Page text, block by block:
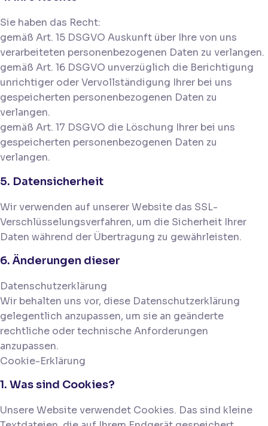
Sie haben das Recht:
gemäß Art. 15 DSGVO Auskunft über Ihre von uns
verarbeiteten personenbezogenen Daten zu verlangen.
gemäß Art. 16 DSGVO unverzüglich die Berichtigung
unrichtiger oder Vervollständigung Ihrer bei uns
gespeicherten personenbezogenen Daten zu
verlangen.
gemäß Art. 17 DSGVO die Löschung Ihrer bei uns
gespeicherten personenbezogenen Daten zu
verlangen.
5. Datensicherheit
Wir verwenden auf unserer Website das SSL-
Verschlüsselungsverfahren, um die Sicherheit Ihrer
Daten während der Übertragung zu gewährleisten.
6. Änderungen dieser
Datenschutzerklärung
Wir behalten uns vor, diese Datenschutzerklärung
gelegentlich anzupassen, um sie an geänderte
rechtliche oder technische Anforderungen
anzupassen.
Cookie-Erklärung
1. Was sind Cookies?
Unsere Website verwendet Cookies. Das sind kleine